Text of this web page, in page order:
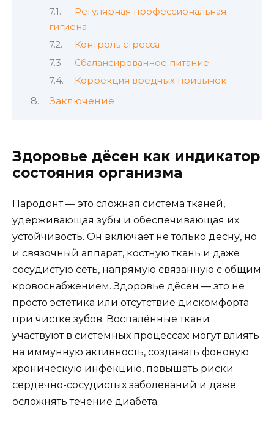
Регулярная профессиональная
гигиена
Контроль стресса
Сбалансированное питание
Коррекция вредных привычек
Заключение
Здоровье дёсен как индикатор
состояния организма
Пародонт — это сложная система тканей,
удерживающая зубы и обеспечивающая их
устойчивость. Он включает не только десну, но
и связочный аппарат, костную ткань и даже
сосудистую сеть, напрямую связанную с общим
кровоснабжением. Здоровье дёсен — это не
просто эстетика или отсутствие дискомфорта
при чистке зубов. Воспалённые ткани
участвуют в системных процессах: могут влиять
на иммунную активность, создавать фоновую
хроническую инфекцию, повышать риски
сердечно-сосудистых заболеваний и даже
осложнять течение диабета.